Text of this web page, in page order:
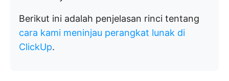
Berikut ini adalah penjelasan rinci tentang
cara kami meninjau perangkat lunak di
ClickUp.